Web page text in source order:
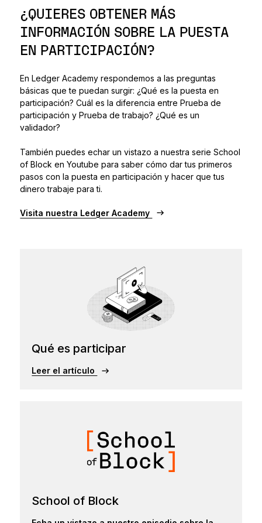
¿QUIERES OBTENER MÁS
INFORMACIÓN SOBRE LA PUESTA
EN PARTICIPACIÓN?
En Ledger Academy respondemos a las preguntas
básicas que te puedan surgir: ¿Qué es la puesta en
participación? Cuál es la diferencia entre Prueba de
participación y Prueba de trabajo? ¿Qué es un
validador?
También puedes echar un vistazo a nuestra serie School
of Block en Youtube para saber cómo dar tus primeros
pasos con la puesta en participación y hacer que tus
dinero trabaje para ti.
Visita nuestra Ledger Academy
Qué es participar
Leer el artículo
School of Block